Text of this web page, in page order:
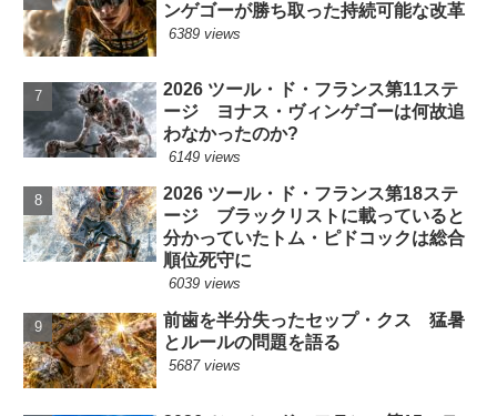
ンゲゴーが勝ち取った持続可能な改革
6389 views
2026 ツール・ド・フランス第11ステ
ージ ヨナス・ヴィンゲゴーは何故追
わなかったのか?
6149 views
2026 ツール・ド・フランス第18ステ
ージ ブラックリストに載っていると
分かっていたトム・ピドコックは総合
順位死守に
6039 views
前歯を半分失ったセップ・クス 猛暑
とルールの問題を語る
5687 views